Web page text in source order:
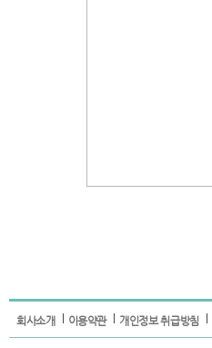
회사소개 이용약관 개인정보 취급방침